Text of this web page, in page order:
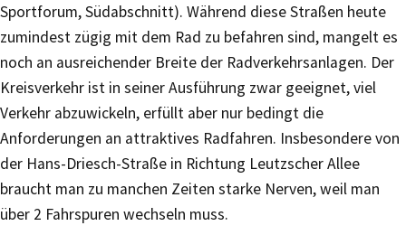
Sportforum, Südabschnitt). Während diese Straßen heute
zumindest zügig mit dem Rad zu befahren sind, mangelt es
noch an ausreichender Breite der Radverkehrsanlagen. Der
Kreisverkehr ist in seiner Ausführung zwar geeignet, viel
Verkehr abzuwickeln, erfüllt aber nur bedingt die
Anforderungen an attraktives Radfahren. Insbesondere von
der Hans-Driesch-Straße in Richtung Leutzscher Allee
braucht man zu manchen Zeiten starke Nerven, weil man
über 2 Fahrspuren wechseln muss.